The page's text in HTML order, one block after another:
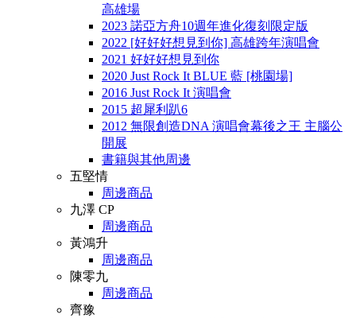
高雄場
2023 諾亞方舟10週年進化復刻限定版
2022 [好好好想見到你] 高雄跨年演唱會
2021 好好好想見到你
2020 Just Rock It BLUE 藍 [桃園場]
2016 Just Rock It 演唱會
2015 超犀利趴6
2012 無限創造DNA 演唱會幕後之王 主腦公
開展
書籍與其他周邊
五堅情
周邊商品
九澤 CP
周邊商品
黃鴻升
周邊商品
陳零九
周邊商品
齊豫